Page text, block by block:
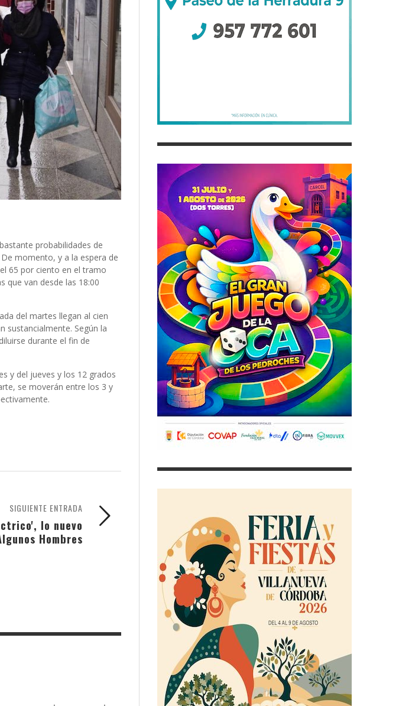
probabilidades de
momento, y a la espera de
65 por ciento en el tramo
que van desde las 18:00
del martes llegan al cien
sustancialmente. Según la
durante el fin de
y del jueves y los 12 grados
se moverán entre los 3 y
SIGUIENTE ENTRADA
lo nuevo
Hombres